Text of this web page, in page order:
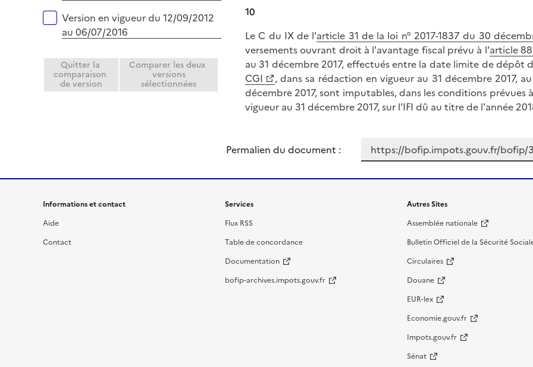
Version en vigueur du 12/09/2012
au 06/07/2016
Quitter la
comparaison
de version
Comparer les deux
versions
sélectionnées
10
Le C du IX de l'article 31 de la loi n° 2017-1837 du 30
versements ouvrant droit à l'avantage fiscal prévu à l'article
au 31 décembre 2017, effectués entre la date limite de dépôt
CGI
, dans sa rédaction en vigueur au 31 décembre 2017,
décembre 2017, sont imputables, dans les conditions
vigueur au 31 décembre 2017, sur l'IFI dû au titre de l'année
Permalien du document :
Informations et contact
Aide
Contact
Services
Flux RSS
Table de concordance
Documentation
bofip-archives.impots.gouv.fr
Autres Sites
Assemblée nationale
Bulletin Officiel de la Sécurité
Circulaires
Douane
EUR-lex
Economie.gouv.fr
Impots.gouv.fr
Sénat